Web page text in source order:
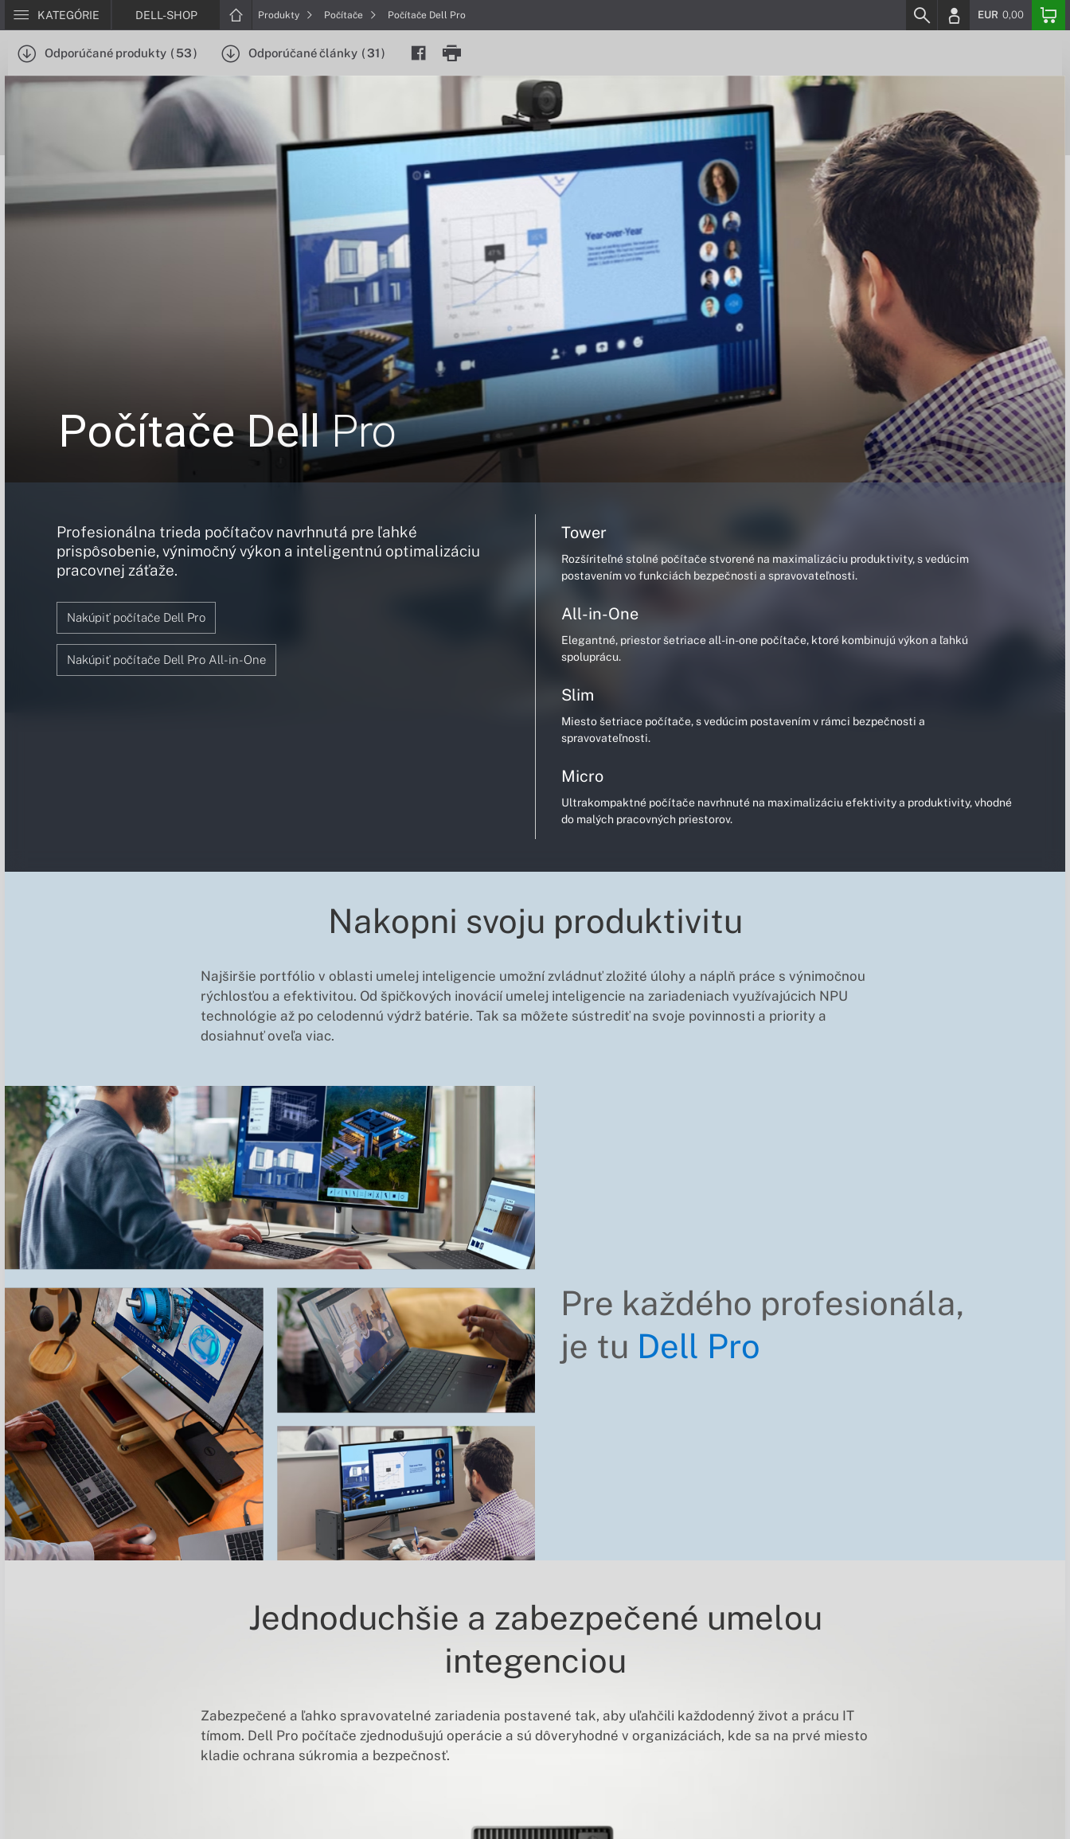
KATEGÓRIE DELL-SHOP Produkty Počítače Počítače Dell Pro EUR 0,00
Odporúčané produkty ( 53) Odporúčané články (31)
PočítačeDellPro
Profesionálna trieda počítačov navrhnutá pre ľahké
prispôsobenie, výnimočný výkon a inteligentnú optimalizáciu
pracovnej záťaže.
Nakúpiť počítače Dell Pro
Nakúpiť počítače Dell Pro All-in-One
Tower
Rozšíriteľné stolné počítače stvorené na maximalizáciu produktivity, s vedúcim
postavením vo funkciách bezpečnosti a spravovateľnosti.
All-in-One
Elegantné, priestor šetriace all-in-one počítače, ktoré kombinujú výkon a ľahkú
spoluprácu.
Slim
Miesto šetriace počítače, s vedúcim postavením v rámci bezpečnosti a
spravovateľnosti.
Micro
Ultrakompaktné počítače navrhnuté na maximalizáciu efektivity a produktivity, vhodné
do malých pracovných priestorov.
Nakopni svoju produktivitu
Najširšie portfólio v oblasti umelej inteligencie umožní zvládnuť zložité úlohy a náplň práce s výnimočnou
rýchlosťou a efektivitou. Od špičkových inovácií umelej inteligencie na zariadeniach využívajúcich NPU
technológie až po celodennú výdrž batérie. Tak sa môžete sústrediť na svoje povinnosti a priority a
dosiahnuť oveľa viac.
Pre každého profesionála,
je tu Dell Pro
Jednoduchšie a zabezpečené umelou
integenciou
Zabezpečené a ľahko spravovatelné zariadenia postavené tak, aby uľahčili každodenný život a prácu IT
tímom. Dell Pro počítače zjednodušujú operácie a sú dôveryhodné v organizáciách, kde sa na prvé miesto
kladie ochrana súkromia a bezpečnosť.